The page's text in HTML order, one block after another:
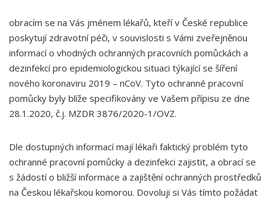
obracím se na Vás jménem lékařů, kteří v České republice
poskytují zdravotní péči, v souvislosti s Vámi zveřejněnou
informací o vhodných ochranných pracovních pomůckách a
dezinfekcí pro epidemiologickou situaci týkající se šíření
nového koronaviru 2019 – nCoV. Tyto ochranné pracovní
pomůcky byly blíže specifikovány ve Vašem přípisu ze dne
28.1.2020, č.j. MZDR 3876/2020-1/OVZ.
Dle dostupných informací mají lékaři faktický problém tyto
ochranné pracovní pomůcky a dezinfekci zajistit, a obrací se
s žádostí o bližší informace a zajištění ochranných prostředků
na Českou lékařskou komorou. Dovoluji si Vás tímto požádat